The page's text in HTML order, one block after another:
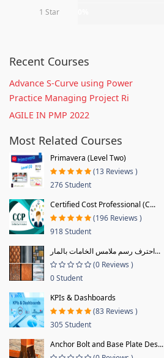
1 Star
Recent Courses
Advance S-Curve using Power
Practice Managing Project Ri
AGILE IN PMP 2022
Most Related Courses
Primavera (Level Two)
(13 Reviews )
276 Student
Certified Cost Professional (C...
(196 Reviews )
918 Student
احترف رسم ملامس الخامات بالمار...
(0 Reviews )
0 Student
KPIs & Dashboards
(83 Reviews )
305 Student
Anchor Bolt and Base Plate Des...